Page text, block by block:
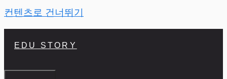
컨텐츠로 건너뛰기
EDU STORY